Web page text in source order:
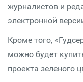
журналистов и
электронной
Кроме того,
можно будет
проекта зеленого